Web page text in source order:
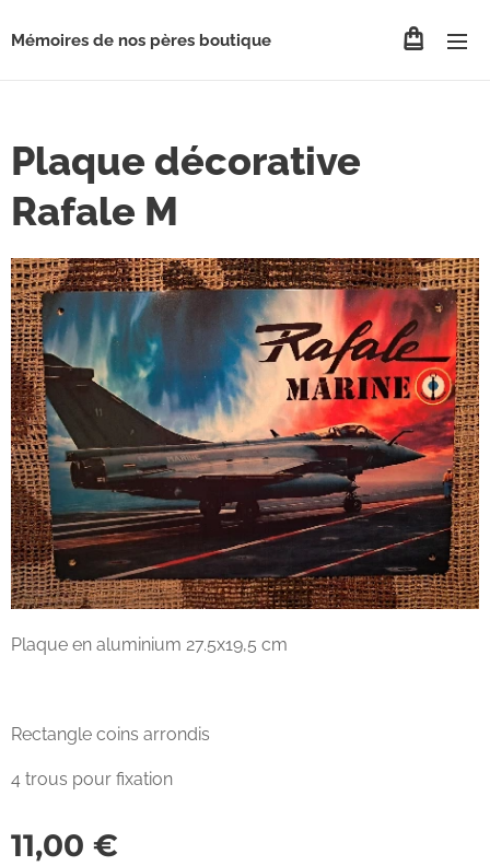
Mémoires de nos pères boutique
Plaque décorative
Rafale M
Plaque en aluminium 27.5x19,5 cm
Rectangle coins arrondis
4 trous pour fixation
11,00 €